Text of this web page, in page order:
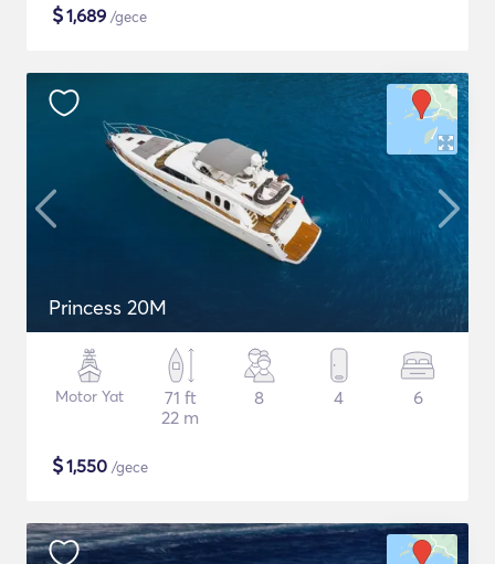
$1,689 /gece
Princess 20M
Motor Yat
71 ft
22 m
8 4 6
$1,550 /gece